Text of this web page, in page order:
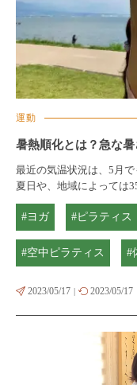
運動
暑熱順化とは？急な
最近の気温状況は、5月
夏日や、地域によっては
#ヨガ #ピラティス
#空中ピラティス #
2023/05/17 | 2023/05/17